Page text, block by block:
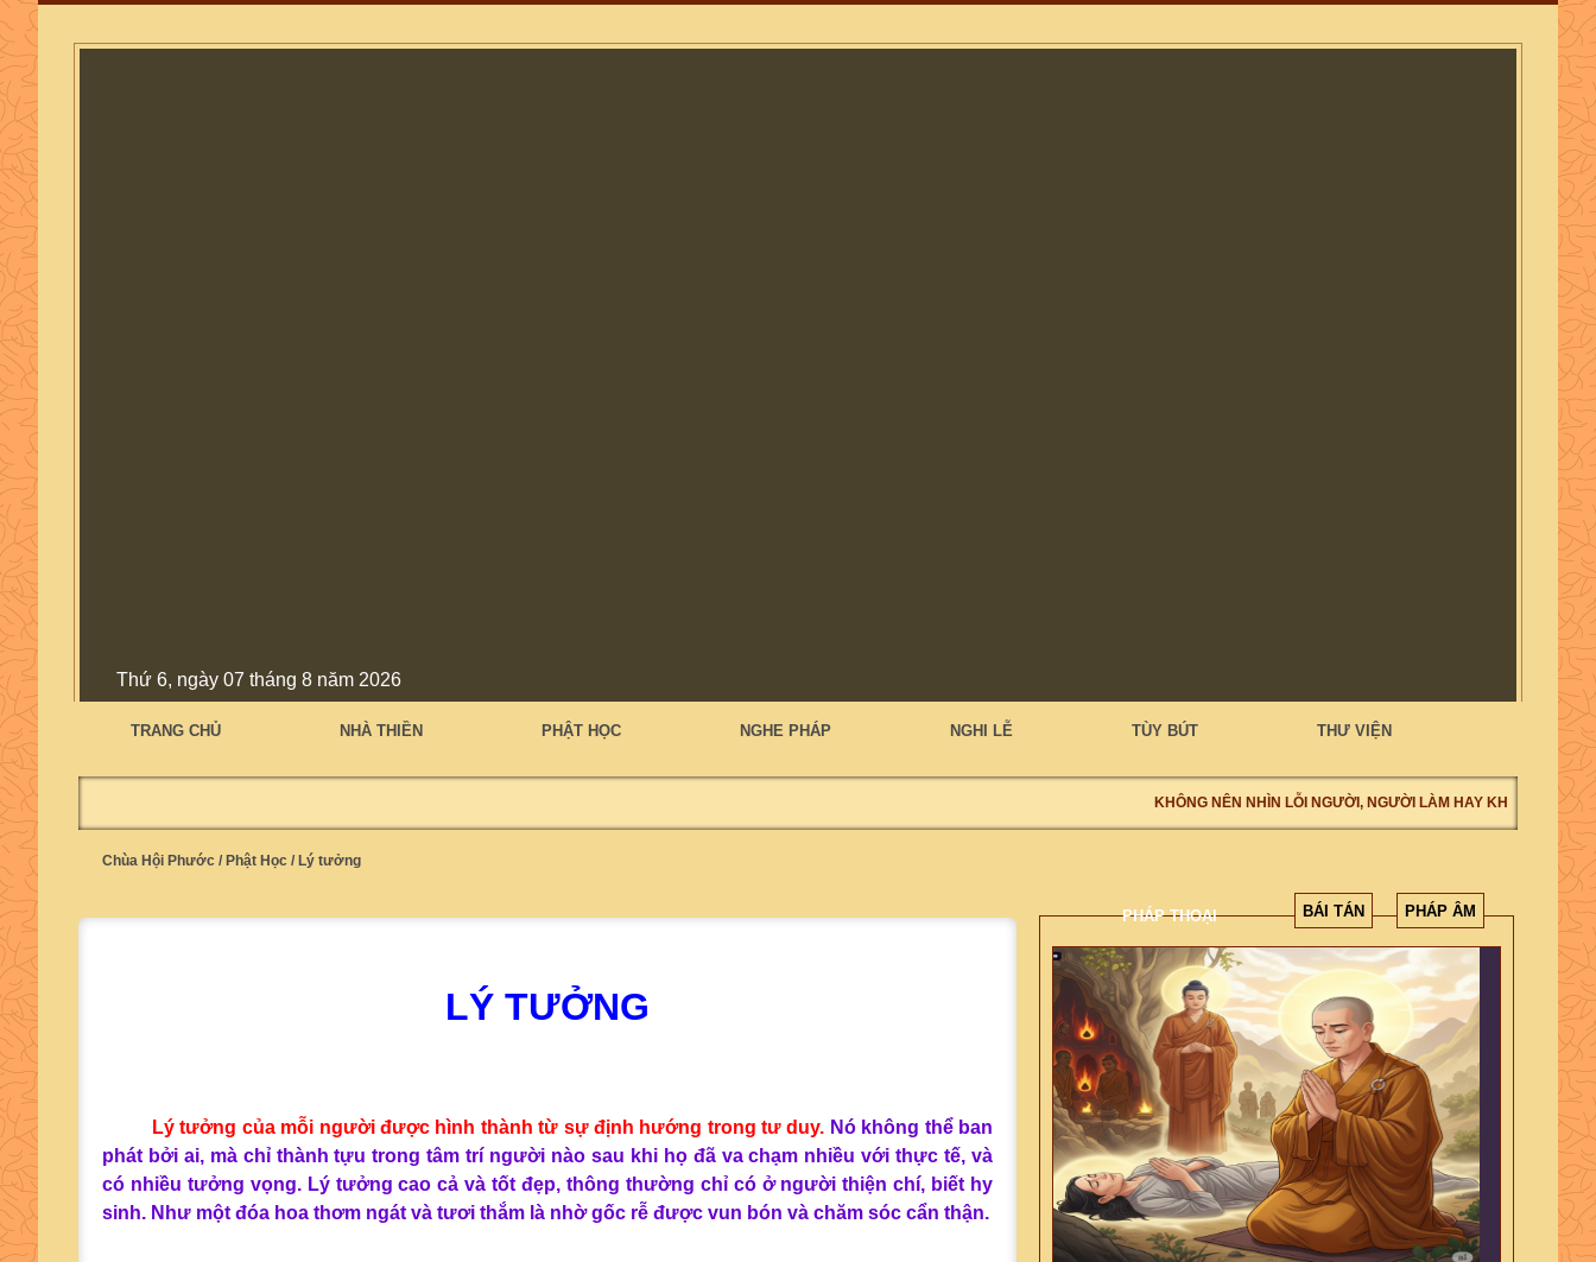
Thứ 6, ngày 07 tháng 8 năm 2026
TRANG CHỦ NHÀ THIỀN PHẬT HỌC NGHE PHÁP NGHI LỄ TÙY BÚT THƯ VIỆN
KHÔNG NÊN NHÌN LỖI NGƯỜI, NGƯỜI LÀM HAY KHÔNG LÀM,
Chùa Hội Phước / Phật Học / Lý tưởng
LÝ TƯỞNG
Lý tưởng của mỗi người được hình thành từ sự định hướng trong tư duy. Nó không thể ban
phát bởi ai, mà chỉ thành tựu trong tâm trí người nào sau khi họ đã va chạm nhiều với thực tế, và
có nhiều tưởng vọng. Lý tưởng cao cả và tốt đẹp, thông thường chỉ có ở người thiện chí, biết hy
sinh. Như một đóa hoa thơm ngát và tươi thắm là nhờ gốc rễ được vun bón và chăm sóc cẩn thận.
PHÁP THOẠI BÁI TÁN PHÁP ÂM